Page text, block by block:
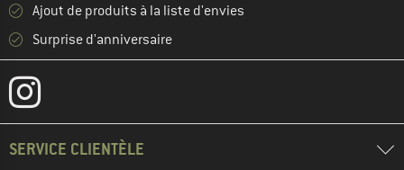
Ajout de produits à la liste d'envies
Surprise d'anniversaire
SERVICE CLIENTÈLE